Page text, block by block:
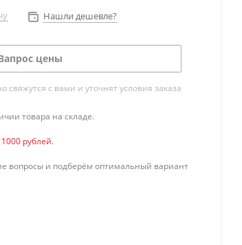
Нашли дешевле?
цены
с вами и уточнят условия заказа
товара на складе.
рублей.
вопросы и подберём оптимальный вариант